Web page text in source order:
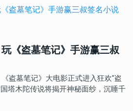
《盗墓笔记》手游赢三叔
盗墓笔记》大电影正式进入狂欢"盗
塔木陀传说将揭开神秘面纱，沉睡千